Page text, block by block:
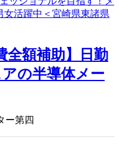
全額補助】日勤
の半導体メー
ー第四